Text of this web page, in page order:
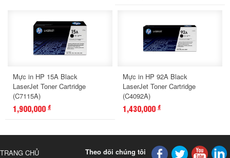
Mực in HP 15A Black
LaserJet Toner Cartridge
(C7115A)
1,900,000 đ
Mực in HP 92A Black
LaserJet Toner Cartridge
(C4092A)
1,430,000 đ
TRANG CHỦ Theo dõi chúng tôi